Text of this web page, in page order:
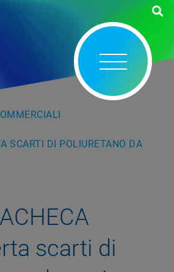
SCARTI DI POLIURETANO DA
scarti di